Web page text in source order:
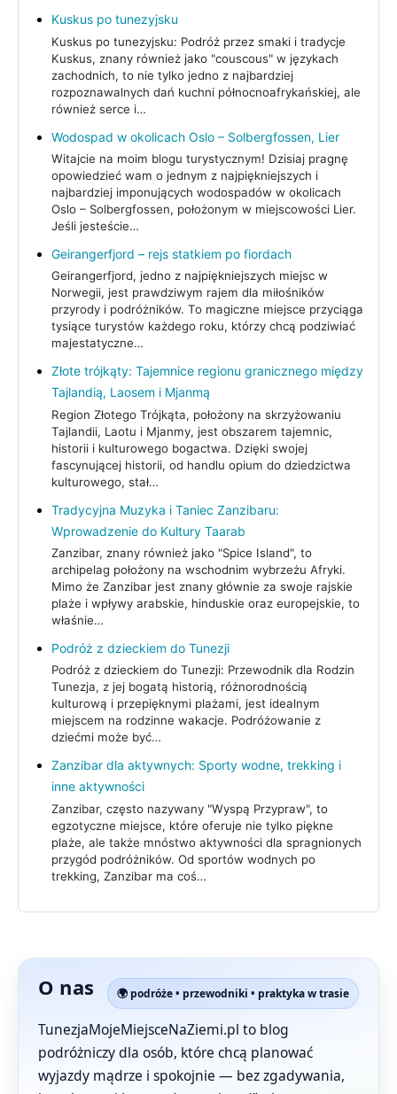
Kuskus po tunezyjsku
Kuskus po tunezyjsku: Podróż przez smaki i tradycje
Kuskus, znany również jako "couscous" w językach
zachodnich, to nie tylko jedno z najbardziej
rozpoznawalnych dań kuchni północnoafrykańskiej, ale
również serce i…
Wodospad w okolicach Oslo – Solbergfossen, Lier
Witajcie na moim blogu turystycznym! Dzisiaj pragnę
opowiedzieć wam o jednym z najpiękniejszych i
najbardziej imponujących wodospadów w okolicach
Oslo – Solbergfossen, położonym w miejscowości Lier.
Jeśli jesteście…
Geirangerfjord – rejs statkiem po fiordach
Geirangerfjord, jedno z najpiękniejszych miejsc w
Norwegii, jest prawdziwym rajem dla miłośników
przyrody i podróżników. To magiczne miejsce przyciąga
tysiące turystów każdego roku, którzy chcą podziwiać
majestatyczne…
Złote trójkąty: Tajemnice regionu granicznego między
Tajlandią, Laosem i Mjanmą
Region Złotego Trójkąta, położony na skrzyżowaniu
Tajlandii, Laotu i Mjanmy, jest obszarem tajemnic,
historii i kulturowego bogactwa. Dzięki swojej
fascynującej historii, od handlu opium do dziedzictwa
kulturowego, stał…
Tradycyjna Muzyka i Taniec Zanzibaru:
Wprowadzenie do Kultury Taarab
Zanzibar, znany również jako "Spice Island", to
archipelag położony na wschodnim wybrzeżu Afryki.
Mimo że Zanzibar jest znany głównie za swoje rajskie
plaże i wpływy arabskie, hinduskie oraz europejskie, to
właśnie…
Podróż z dzieckiem do Tunezji
Podróż z dzieckiem do Tunezji: Przewodnik dla Rodzin
Tunezja, z jej bogatą historią, różnorodnością
kulturową i przepięknymi plażami, jest idealnym
miejscem na rodzinne wakacje. Podróżowanie z
dziećmi może być…
Zanzibar dla aktywnych: Sporty wodne, trekking i
inne aktywności
Zanzibar, często nazywany "Wyspą Przypraw", to
egzotyczne miejsce, które oferuje nie tylko piękne
plaże, ale także mnóstwo aktywności dla spragnionych
przygód podróżników. Od sportów wodnych po
trekking, Zanzibar ma coś…
O nas 🌍 podróże • przewodniki • praktyka w trasie
TunezjaMojeMiejsceNaZiemi.pl to blog
podróżniczy dla osób, które chcą planować
wyjazdy mądrze i spokojnie — bez zgadywania,